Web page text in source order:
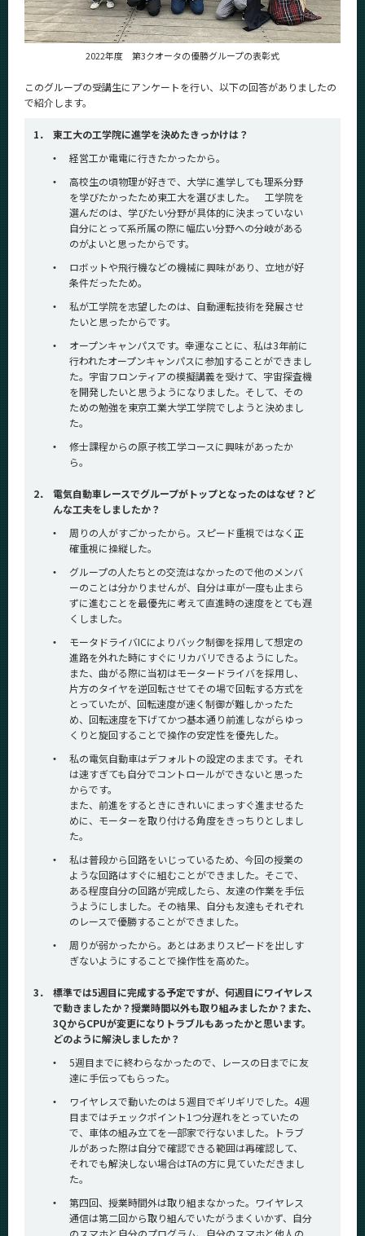
2022年度 第3クオータの優勝グループの表彰式
このグループの受講生にアンケートを行い、以下の回答がありましたの
で紹介します。
1．
東工大の工学院に進学を決めたきっかけは？
・
経営工か電電に行きたかったから。
・
高校生の頃物理が好きで、大学に進学しても理系分野
を学びたかったため東工大を選びました。 工学院を
選んだのは、学びたい分野が具体的に決まっていない
自分にとって系所属の際に幅広い分野への分岐がある
のがよいと思ったからです。
・
ロボットや飛行機などの機械に興味があり、立地が好
条件だったため。
・
私が工学院を志望したのは、自動運転技術を発展させ
たいと思ったからです。
・
オープンキャンパスです。幸運なことに、私は3年前に
行われたオープンキャンパスに参加することができまし
た。宇宙フロンティアの模擬講義を受けて、宇宙探査機
を開発したいと思うようになりました。そして、その
ための勉強を東京工業大学工学院でしようと決めまし
た。
・
修士課程からの原子核工学コースに興味があったか
ら。
2．
電気自動車レースでグループがトップとなったのはなぜ？ど
んな工夫をしましたか？
・
周りの人がすごかったから。スピード重視ではなく正
確重視に操縦した。
・
グループの人たちとの交流はなかったので他のメンバ
ーのことは分かりませんが、自分は車が一度も止まら
ずに進むことを最優先に考えて直進時の速度をとても遅
くしました。
・
モータドライバICによりバック制御を採用して想定の
進路を外れた時にすぐにリカバリできるようにした。
また、曲がる際に当初はモータードライバを採用し、
片方のタイヤを逆回転させてその場で回転する方式を
とっていたが、回転速度が速く制御が難しかったた
め、回転速度を下げてかつ基本通り前進しながらゆっ
くりと旋回することで操作の安定性を優先した。
・
私の電気自動車はデフォルトの設定のままです。それ
は速すぎても自分でコントロールができないと思った
からです。
また、前進をするときにきれいにまっすぐ進ませるた
めに、モーターを取り付ける角度をきっちりとしまし
た。
・
私は普段から回路をいじっているため、今回の授業の
ような回路はすぐに組むことができました。そこで、
ある程度自分の回路が完成したら、友達の作業を手伝
うようにしました。その結果、自分も友達もそれぞれ
のレースで優勝することができました。
・
周りが弱かったから。あとはあまりスピードを出しす
ぎないようにすることで操作性を高めた。
3．
標準では5週目に完成する予定ですが、何週目にワイヤレス
で動きましたか？授業時間以外も取り組みましたか？また、
3QからCPUが変更になりトラブルもあったかと思います。
どのように解決しましたか？
・
5週目までに終わらなかったので、レースの日までに友
達に手伝ってもらった。
・
ワイヤレスで動いたのは５週目でギリギリでした。4週
目まではチェックポイント1つ分遅れをとっていたの
で、車体の組み立てを一部家で行ないました。トラブ
ルがあった際は自分で確認できる範囲は再確認して、
それでも解決しない場合はTAの方に見ていただきまし
た。
・
第四回、授業時間外は取り組まなかった。ワイヤレス
通信は第二回から取り組んでいたがうまくいかず、自分
サイト構成
CLOSE